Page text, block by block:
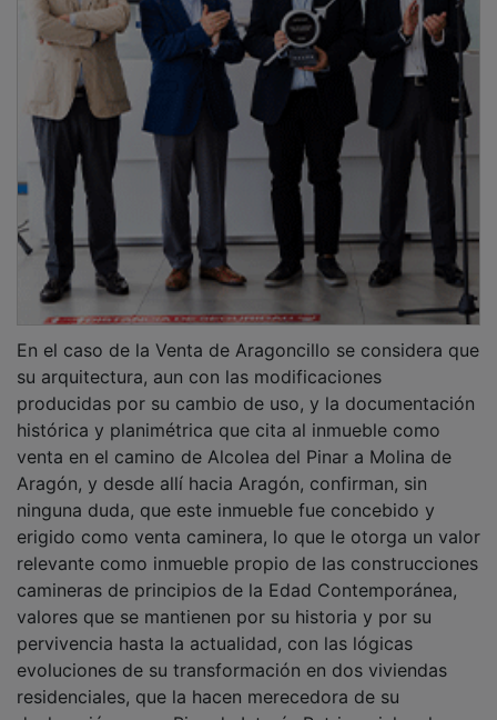
Aragón, y desde allí hacia Aragón, confirman, sin
ninguna duda, que este inmueble fue concebido y
erigido como venta caminera, lo que le otorga un valor
relevante como inmueble propio de las construcciones
camineras de principios de la Edad Contemporánea,
valores que se mantienen por su historia y por su
pervivencia hasta la actualidad, con las lógicas
evoluciones de su transformación en dos viviendas
residenciales, que la hacen merecedora de su
declaración como Bien de Interés Patrimonial en la
categoría de Construcción de Interés Patrimonial.
PUBLICIDAD